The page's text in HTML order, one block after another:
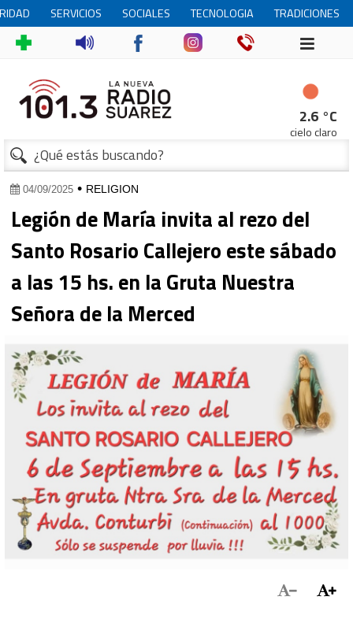
SERVICIOS SOCIALES TECNOLOGIA TRADICIONES
2.6 °C
cielo claro
04/09/2025• RELIGION
Legión de María invita al rezo del
Santo Rosario Callejero este sábado
a las 15 hs. en la Gruta Nuestra
Señora de la Merced